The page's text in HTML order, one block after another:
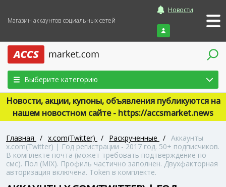
Магазин аккаунтов социальных сетей
Новости
Войти
Выберите категорию
Новости, акции, купоны, объявления публикуются на
нашем новостном сайте - https://accsmarket.news
Главная / x.com(Twitter) / Раскрученные / Аккаунты
x.com(Twitter) | Год регистрации - 2017 год. 50+ подписчиков.
В комплекте почта (может требовать подтверждение по
смс). Пол (MIX). Профиль частично заполнен. Двухфакторная
авторизация включена. Token в комплекте.